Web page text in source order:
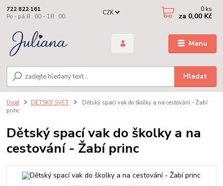
Menu
CZK
Hledat
722 822 161
Po - pá 8 : 00 - 18 : 00
0 ks
za 0,00 Kč
Úvod DĚTSKÝ SVĚT
Dětský spací vak do školky a na cestování - Žabí
princ
Dětský spací vak do školky a na
cestování - Žabí princ